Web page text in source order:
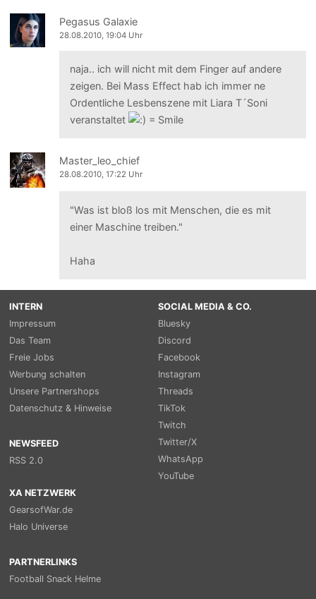
Pegasus Galaxie
28.08.2010, 19:04 Uhr
naja.. ich will nicht mit dem Finger auf andere
zeigen. Bei Mass Effect hab ich immer ne
Ordentliche Lesbenszene mit Liara T´Soni
veranstaltet
Master_leo_chief
28.08.2010, 17:22 Uhr
"Was ist bloß los mit Menschen, die es mit
einer Maschine treiben."
Haha
INTERN
Impressum
Das Team
Freie Jobs
Werbung schalten
Unsere Partnershops
Datenschutz & Hinweise
NEWSFEED
RSS 2.0
SOCIAL MEDIA & CO.
Bluesky
Discord
Facebook
Instagram
Threads
TikTok
Twitch
Twitter/X
WhatsApp
YouTube
XA NETZWERK
GearsofWar.de
Halo Universe
PARTNERLINKS
Football Snack Helme